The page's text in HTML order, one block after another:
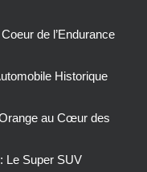
de l’Endurance
Historique
au Cœur des
Le Super SUV